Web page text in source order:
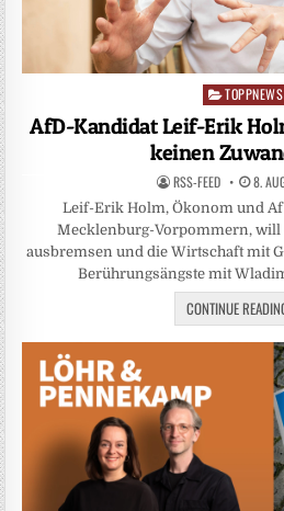
Posted
in
TOPPNEWS
AfD-Kandidat Leif-Erik
keinen
RSS-FEED 8.
Leif-Erik Holm, Ökonom und
Mecklenburg-Vorpommern,
ausbremsen und die Wirtschaft mit
Berührungsängste mit
CONTINUE